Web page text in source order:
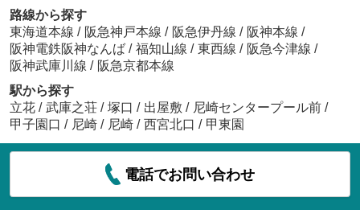
路線から探す
東海道本線 / 阪急神戸本線 / 阪急伊丹線 / 阪神本線 /
阪神電鉄阪神なんば / 福知山線 / 東西線 / 阪急今津線 /
阪神武庫川線 / 阪急京都本線
駅から探す
立花 / 武庫之荘 / 塚口 / 出屋敷 / 尼崎センタープール前 /
甲子園口 / 尼崎 / 尼崎 / 西宮北口 / 甲東園
電話でお問い合わせ